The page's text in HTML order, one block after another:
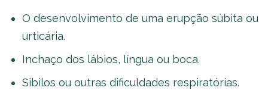
O desenvolvimento de uma erupção súbita ou
urticária.
Inchaço dos lábios, língua ou boca.
Sibilos ou outras dificuldades respiratórias.